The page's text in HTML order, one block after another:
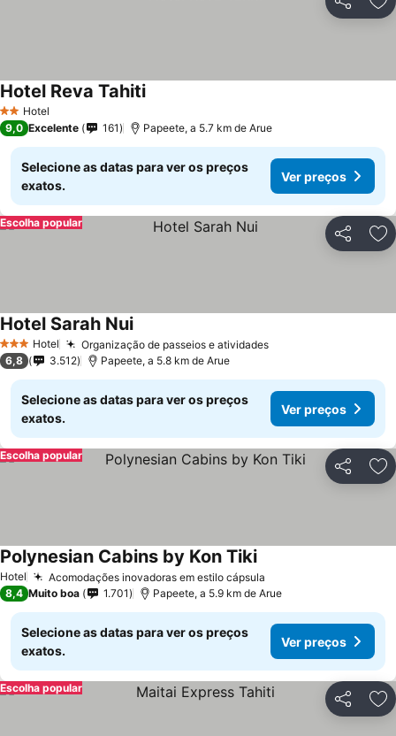
Partilhar
2 Estrelas
Hotel
Hotel Reva TahitiVer preços
9,0 Excelente 161 Papeete, a 5.7 km de Arue
Selecione as datas para ver os preços
exatos.
Ver preços
Partilhar
Escolha popular
3 EstrelasHotel Organização de passeios e atividadesVer preços
Hotel Sarah NuiVer preços
6,8 3.512 Papeete, a 5.8 km de Arue
Selecione as datas para ver os preços
exatos.
Ver preços
Partilhar
Escolha popular
Hotel Acomodações inovadoras em estilo cápsula
Polynesian Cabins by Kon TikiVer preços
8,4 Muito boa 1.701 Papeete, a 5.9 km de Arue
Selecione as datas para ver os preços
exatos.
Ver preços
Partilhar
Escolha popular